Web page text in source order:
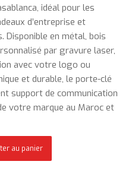
idéal pour les
d’entreprise et
Disponible en métal, bois
par gravure laser,
avec votre logo ou
et durable, le porte-clé
support de communication
votre marque au Maroc et
au panier